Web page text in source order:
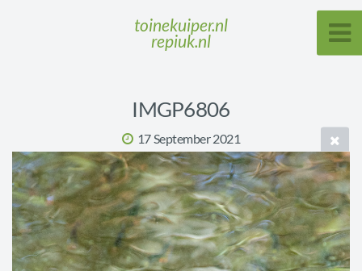
toinekuiper.nl
repiuk.nl
IMGP6806
17 September 2021